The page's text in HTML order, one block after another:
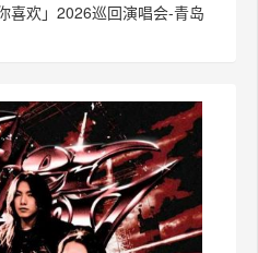
喜欢」2026巡回演唱会-青岛